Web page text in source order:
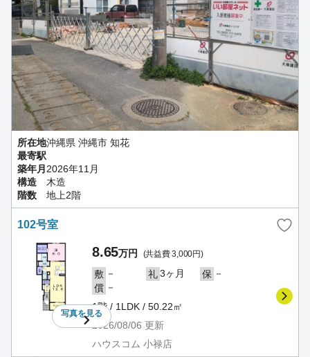
所在地沖縄県 沖縄市 知花
最寄駅
築年月2026年11月
構造
木造
階数
地上2階
102号室
写真を見る
8.65万円 (共益費 3,000円)
敷 － 礼3ヶ月 保 －
償 －
1階 / 1LDK / 50.22㎡
2026/08/06 更新
ハウスコム 小禄店